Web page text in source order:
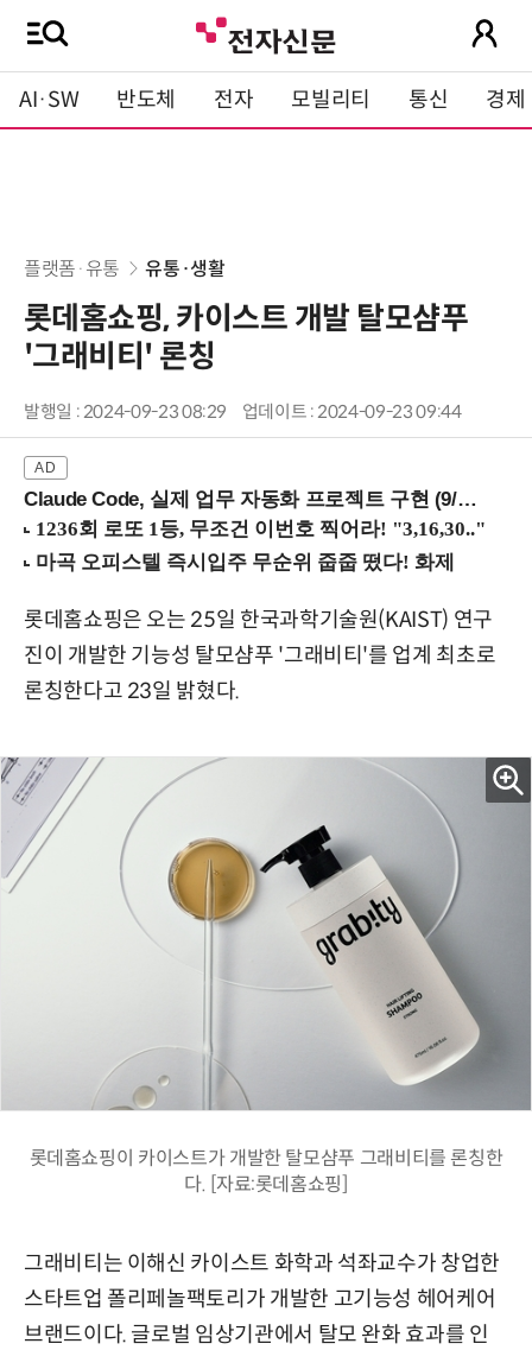
AI·SW 반도체 전자 모빌리티 통신 경제
플랫폼·유통 유통·생활
롯데홈쇼핑, 카이스트 개발 탈모샴푸
'그래비티' 론칭
발행일 : 2024-09-23 08:29 업데이트 : 2024-09-23 09:44
Claude Code, 실제 업무 자동화 프로젝트 구현 (9/16 ~17 강남역)
롯데홈쇼핑은 오는 25일 한국과학기술원(KAIST) 연구
진이 개발한 기능성 탈모샴푸 '그래비티'를 업계 최초로
론칭한다고 23일 밝혔다.
롯데홈쇼핑이 카이스트가 개발한 탈모샴푸 그래비티를 론칭한
다. [자료:롯데홈쇼핑]
그래비티는 이해신 카이스트 화학과 석좌교수가 창업한
스타트업 폴리페놀팩토리가 개발한 고기능성 헤어케어
브랜드이다. 글로벌 임상기관에서 탈모 완화 효과를 인